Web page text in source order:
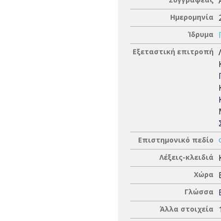
Ημερομηνία
Ίδρυμα
Εξεταστική επιτροπή
Επιστημονικό πεδίο
Λέξεις-κλειδιά
Χώρα
Γλώσσα
Άλλα στοιχεία